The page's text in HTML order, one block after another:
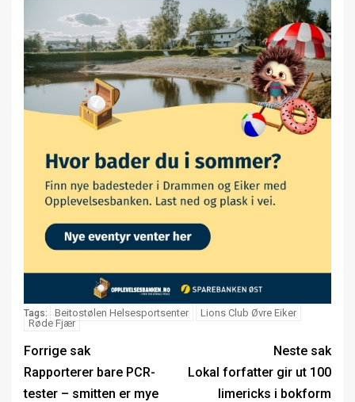
Tags: Beitostølen Helsesportsenter
Lions Club Øvre Eiker
Røde Fjær
Forrige sak
Rapporterer bare PCR-
tester – smitten er mye
Neste sak
Lokal forfatter gir ut 100
limericks i bokform